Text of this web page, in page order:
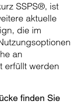
SSPS®, ist
aktuelle
die im
an
erfüllt werden
finden Sie